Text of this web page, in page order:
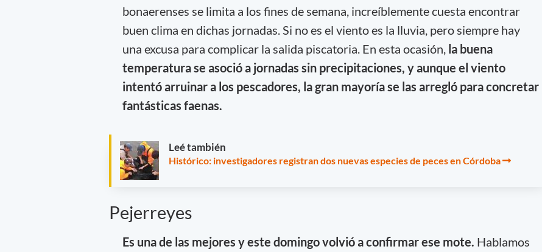
bonaerenses se limita a los fines de semana, increíblemente cuesta encontrar
buen clima en dichas jornadas. Si no es el viento es la lluvia, pero siempre hay
una excusa para complicar la salida piscatoria. En esta ocasión, la buena
temperatura se asoció a jornadas sin precipitaciones, y aunque el viento
intentó arruinar a los pescadores, la gran mayoría se las arregló para concretar
fantásticas faenas.
Leé también
Histórico: investigadores registran dos nuevas especies de peces en Córdoba
Pejerreyes
Es una de las mejores y este domingo volvió a confirmar ese mote. Hablamos